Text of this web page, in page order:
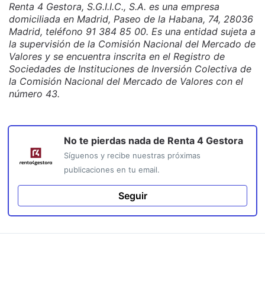
Renta 4 Gestora, S.G.I.I.C., S.A. es una empresa
domiciliada en Madrid, Paseo de la Habana, 74, 28036
Madrid, teléfono 91 384 85 00. Es una entidad sujeta a
la supervisión de la Comisión Nacional del Mercado de
Valores y se encuentra inscrita en el Registro de
Sociedades de Instituciones de Inversión Colectiva de
la Comisión Nacional del Mercado de Valores con el
número 43.
No te pierdas nada de Renta 4 Gestora
Síguenos y recibe nuestras próximas
publicaciones en tu email.
Seguir